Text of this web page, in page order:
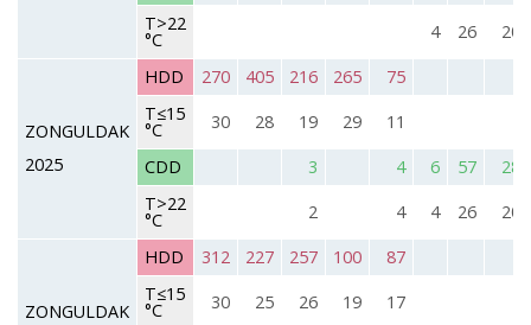
T>22
°C 4 26 20
ZONGULDAK
2025
HDD 270 405 216 265
75
T≤15
°C 30 28 19 29
11
CDD
3 4 6 57
28
T>22
°C 2 4 4 26 20
ZONGULDAK
HDD 312 227 257 100
87
T≤15
°C 30 25 26 19
17